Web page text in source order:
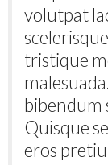
volutpat
tristique
bibendum
Quisque
eros